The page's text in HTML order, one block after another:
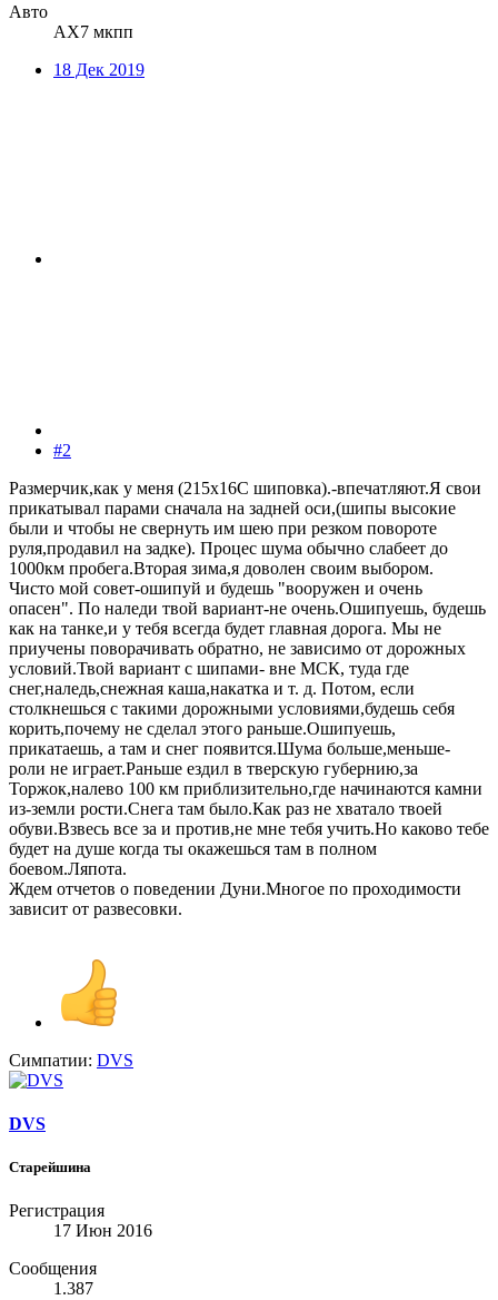
Авто
АХ7 мкпп
18 Дек 2019
#2
Размерчик,как у меня (215х16С шиповка).-впечатляют.Я свои
прикатывал парами сначала на задней оси,(шипы высокие
были и чтобы не свернуть им шею при резком повороте
руля,продавил на задке). Процес шума обычно слабеет до
1000км пробега.Вторая зима,я доволен своим выбором.
Чисто мой совет-ошипуй и будешь "вооружен и очень
опасен". По наледи твой вариант-не очень.Ошипуешь, будешь
как на танке,и у тебя всегда будет главная дорога. Мы не
приучены поворачивать обратно, не зависимо от дорожных
условий.Твой вариант с шипами- вне МСК, туда где
снег,наледь,снежная каша,накатка и т. д. Потом, если
столкнешься с такими дорожными условиями,будешь себя
корить,почему не сделал этого раньше.Ошипуешь,
прикатаешь, а там и снег появится.Шума больше,меньше-
роли не играет.Раньше ездил в тверскую губернию,за
Торжок,налево 100 км приблизительно,где начинаются камни
из-земли рости.Снега там было.Как раз не хватало твоей
обуви.Взвесь все за и против,не мне тебя учить.Но каково тебе
будет на душе когда ты окажешься там в полном
боевом.Ляпота.
Ждем отчетов о поведении Дуни.Многое по проходимости
зависит от развесовки.
Симпатии: DVS
DVS
Старейшина
Регистрация
17 Июн 2016
Сообщения
1.387